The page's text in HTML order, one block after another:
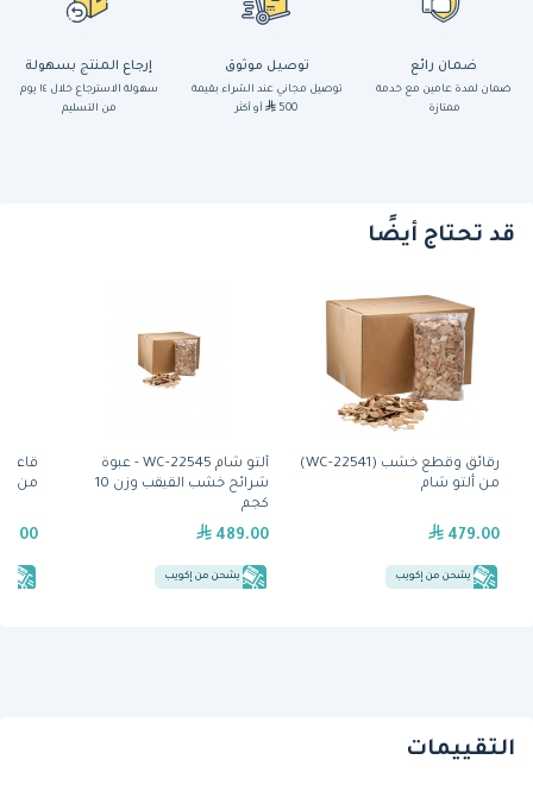
ضمان رائع
ضمان لمدة عامين مع خدمة
ممتازة
توصيل موثوق
توصيل مجاني عند الشراء بقيمة
500
أو أكثر
إرجاع المنتج بسهولة
سهولة الاسترجاع خلال ١٤ يوم
من التسليم
قد تحتاج أيضًا
رقائق وقطع خشب (WC-22541)
من ألتو شام
479.00
يشحن من إكويب
ألتو شام WC-22545 - عبوة
شرائح خشب القيقب وزن 10
كجم
489.00
يشحن من إكويب
من
التقييمات